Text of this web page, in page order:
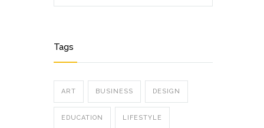
Tags
ART BUSINESS DESIGN
EDUCATION LIFESTYLE